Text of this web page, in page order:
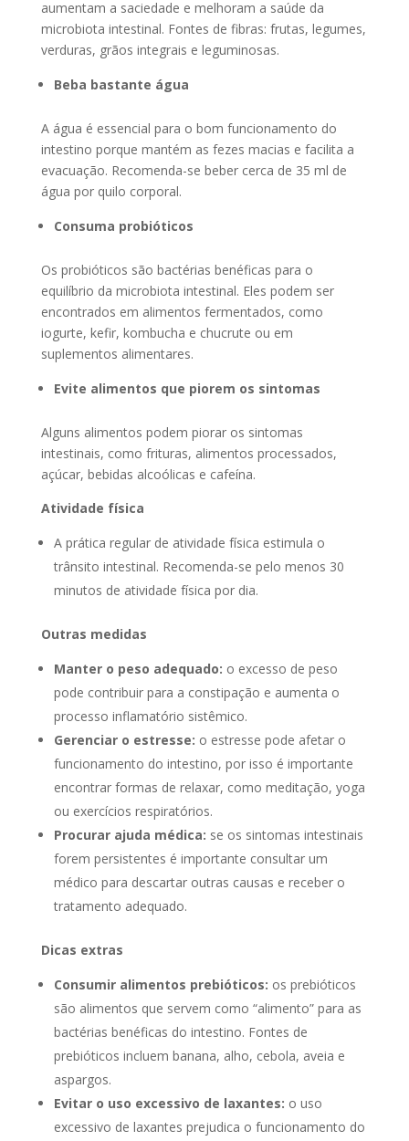
aumentam a saciedade e melhoram a saúde da
microbiota intestinal. Fontes de fibras: frutas, legumes,
verduras, grãos integrais e leguminosas.
Beba bastante água
A água é essencial para o bom funcionamento do
intestino porque mantém as fezes macias e facilita a
evacuação. Recomenda-se beber cerca de 35 ml de
água por quilo corporal.
Consuma probióticos
Os probióticos são bactérias benéficas para o
equilíbrio da microbiota intestinal. Eles podem ser
encontrados em alimentos fermentados, como
iogurte, kefir, kombucha e chucrute ou em
suplementos alimentares.
Evite alimentos que piorem os sintomas
Alguns alimentos podem piorar os sintomas
intestinais, como frituras, alimentos processados,
açúcar, bebidas alcoólicas e cafeína.
Atividade física
A prática regular de atividade física estimula o
trânsito intestinal. Recomenda-se pelo menos 30
minutos de atividade física por dia.
Outras medidas
Manter o peso adequado: o excesso de peso
pode contribuir para a constipação e aumenta o
processo inflamatório sistêmico.
Gerenciar o estresse: o estresse pode afetar o
funcionamento do intestino, por isso é importante
encontrar formas de relaxar, como meditação, yoga
ou exercícios respiratórios.
Procurar ajuda médica: se os sintomas intestinais
forem persistentes é importante consultar um
médico para descartar outras causas e receber o
tratamento adequado.
Dicas extras
Consumir alimentos prebióticos: os prebióticos
são alimentos que servem como “alimento” para as
bactérias benéficas do intestino. Fontes de
prebióticos incluem banana, alho, cebola, aveia e
aspargos.
Evitar o uso excessivo de laxantes: o uso
excessivo de laxantes prejudica o funcionamento do